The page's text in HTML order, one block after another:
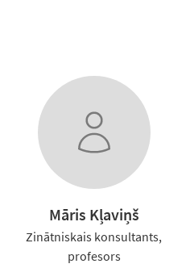
Māris Kļaviņš
Zinātniskais konsultants,
profesors